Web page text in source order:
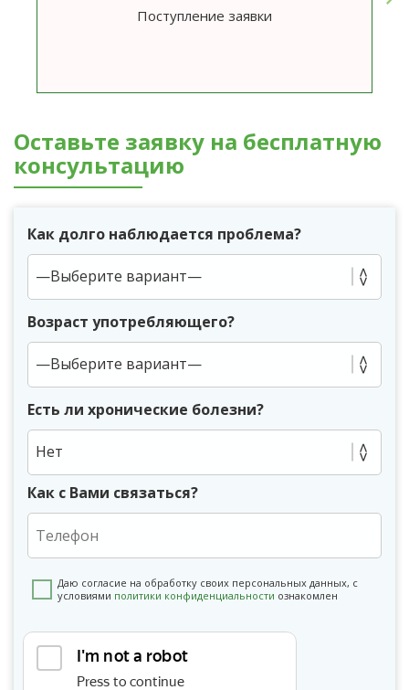
Поступление заявки
Оставьте заявку на бесплатную
консультацию
Как долго наблюдается проблема?
Возраст употребляющего?
Есть ли хронические болезни?
Нет
Как с Вами связаться?
Даю согласие на обработку своих персональных данных, с
условиями политики конфиденциальности ознакомлен